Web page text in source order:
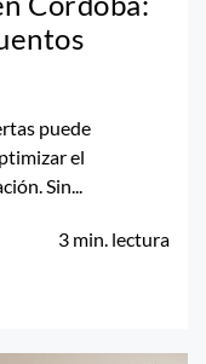
puede
el
Sin...
3 min. lectura